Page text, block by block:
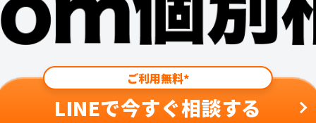
ご利用無料*
LINEで今すぐ相談する